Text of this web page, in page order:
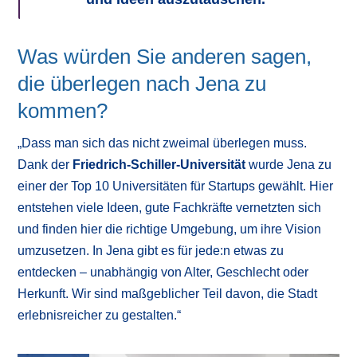
Was würden Sie anderen sagen,
die überlegen nach Jena zu
kommen?
„Dass man sich das nicht zweimal überlegen muss.
Dank der Friedrich-Schiller-Universität wurde Jena zu
einer der Top 10 Universitäten für Startups gewählt. Hier
entstehen viele Ideen, gute Fachkräfte vernetzten sich
und finden hier die richtige Umgebung, um ihre Vision
umzusetzen. In Jena gibt es für jede:n etwas zu
entdecken – unabhängig von Alter, Geschlecht oder
Herkunft. Wir sind maßgeblicher Teil davon, die Stadt
erlebnisreicher zu gestalten.“